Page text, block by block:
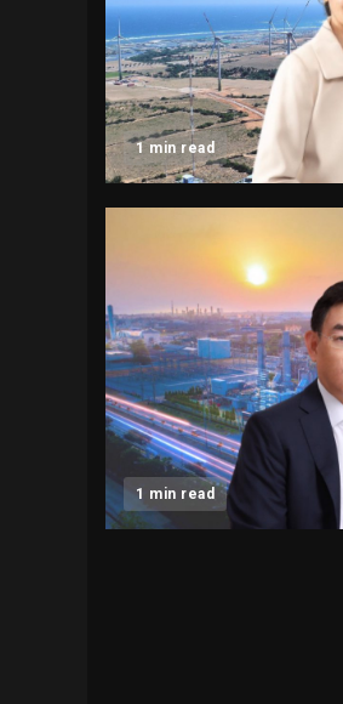
1 min read
1 min read